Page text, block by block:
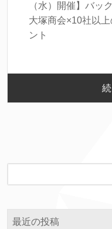
（水）開催】バッ
大塚商会×10社以
ント
最近の投稿